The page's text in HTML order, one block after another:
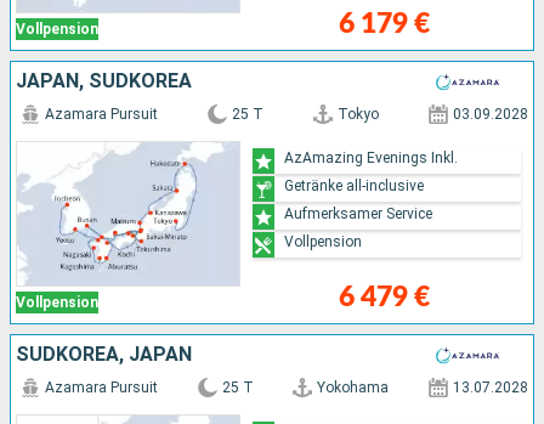
Vollpension 6 179 €
JAPAN, SÜDKOREA
Vollpension
Azamara Pursuit 25 T Tokyo 03.09.2028
6 479 €
AzAmazing Evenings Inkl.
Getränke all-inclusive
Aufmerksamer Service
Vollpension
SÜDKOREA, JAPAN
Azamara Pursuit 25 T Yokohama 13.07.2028